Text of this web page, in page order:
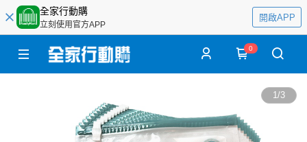
全家行動購
立刻使用官方APP
開啟APP
0
1/3